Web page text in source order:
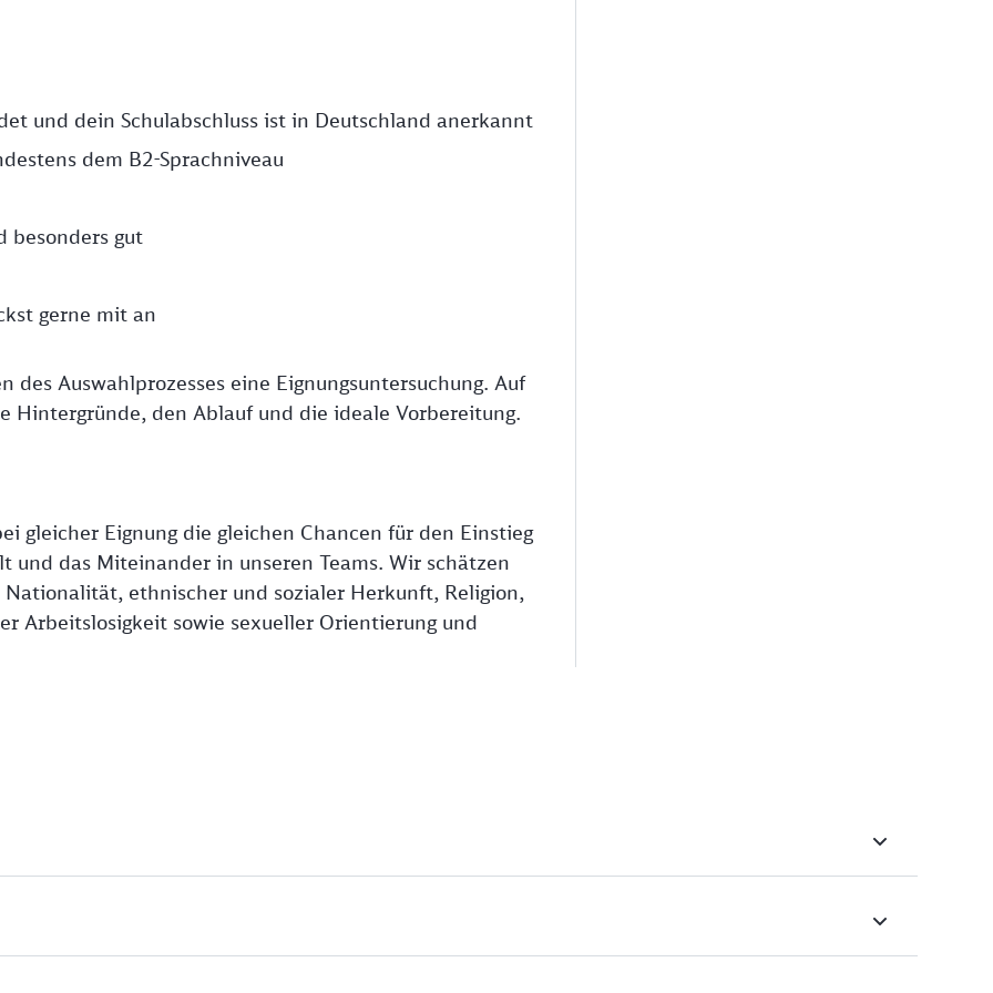
und dein Schulabschluss ist in Deutschland anerkannt
dem B2-Sprachniveau
besonders gut
gerne mit an
Auswahlprozesses eine Eignungsuntersuchung. Auf
Hintergründe, den Ablauf und die ideale Vorbereitung.
gleicher Eignung die gleichen Chancen für den Einstieg
das Miteinander in unseren Teams. Wir schätzen
ethnischer und sozialer Herkunft, Religion,
Arbeitslosigkeit sowie sexueller Orientierung und